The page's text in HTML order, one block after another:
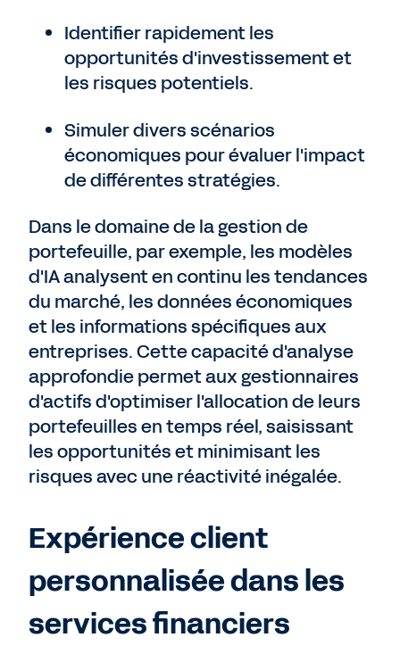
Identifier rapidement les
opportunités d'investissement et
les risques potentiels.
Simuler divers scénarios
économiques pour évaluer l'impact
de différentes stratégies.
Dans le domaine de la gestion de
portefeuille, par exemple, les modèles
d'IA analysent en continu les tendances
du marché, les données économiques
et les informations spécifiques aux
entreprises. Cette capacité d'analyse
approfondie permet aux gestionnaires
d'actifs d'optimiser l'allocation de leurs
portefeuilles en temps réel, saisissant
les opportunités et minimisant les
risques avec une réactivité inégalée.
Expérience client
personnalisée dans les
services financiers